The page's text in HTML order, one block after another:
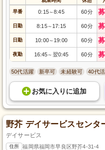
早番 0:15～8:45 60分
日勤 8:15～ 17:15 60分
日勤 10:00～ 19:00 60分
夜勤 16:45～ 翌0:45 60分
50代活躍 新卒可 未経験可 40代
お気に入り に追加
野芥 デイサービスセンタ
デイサービス
住所 福岡県福岡市早良区野芥4-31-4